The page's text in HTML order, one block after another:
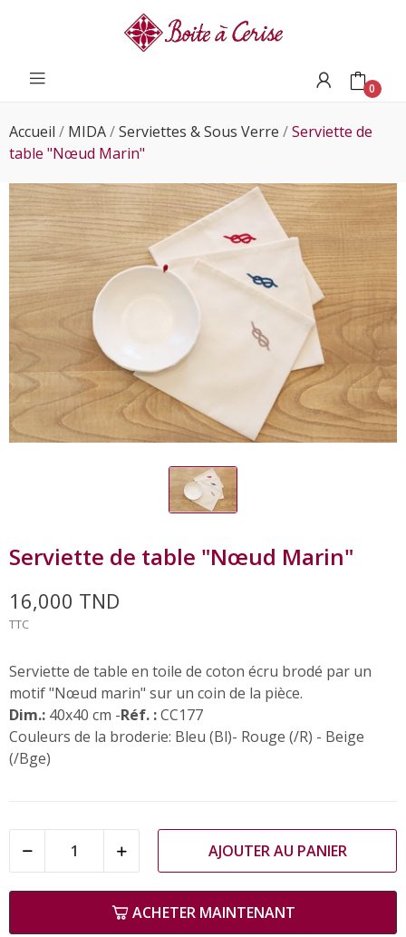
0
Accueil MIDA Serviettes & Sous Verre
Serviette de
table "Nœud Marin"
Serviette de table "Nœud Marin"
16,000 TND
TTC
Serviette de table en toile de coton écru brodé par un
motif "Nœud marin" sur un coin de la pièce.
Dim.: 40x40 cm -Réf. :CC177
Couleurs de la broderie: Bleu (Bl)- Rouge (/R) - Beige
(/Bge)
AJOUTER AU PANIER
ACHETER MAINTENANT